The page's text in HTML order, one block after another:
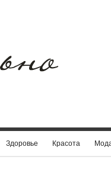
Здоровье Красота